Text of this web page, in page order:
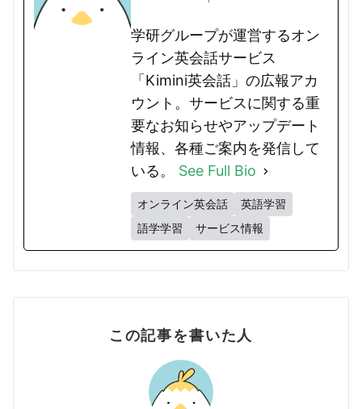
学研グループが運営するオン
ライン英会話サービス
「Kimini英会話」の広報アカ
ウント。サービスに関する重
要なお知らせやアップデート
情報、各種ご案内を発信して
いる。 See Full Bio
オンライン英会話
英語学習
語学学習
サービス情報
この記事を書いた人